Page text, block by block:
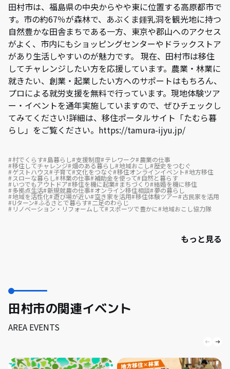
田村市は、福島県の中央からやや東に位置する高原都市で
す。市の約67％が森林で、あぶくま鍾乳洞を観光地に持つ
自然豊かな田舎まちである一方、東京や郡山へのアクセス
がよく、市内にもショッピングセンターやドラックストア
があり生活しやすいのが魅力です。 現在、田村市は移住
してチャレンジしたい方を応援しています。農業・林業に
就きたい、創業・起業したい方へのサポートはもちろん、
プロによる就労支援を無料で行っています。現地体験ツア
ー・イベントを通年実施していますので、ぜひチェックし
てみてください!詳細は、移住ポータルサイト「たむら暮
らし」をご覧ください。https://tamura-ijyu.jp/
村でくらす 島暮らし 支援制度 テレワーク 農業の仕事
移住してチャレンジ 畑のある暮らし 地域おこし 歴史をつむぐ
ゲストハウス 子育て 文化をつなぐ 移住オンラインイベント 地方移住
スローな暮らし 林業の仕事 補助金を使って 自然と暮らす
いつでもアウトドア 移住を機に起業 まちづくり 結婚を機に移住
多拠点生活 新規就農の仕事 オンライン移住相談 夢の暮らし
地域を活性化 遊び場が近い 空き家を活用 移住体験ツアー 古民家を活用
Uターン ふるさとで暮らす 二足のわらじ
リノベーション・リフォームして スポーツで豊かに 地域おこし協力隊
もっと見る
田村市の関連イベント
AREA EVENTS